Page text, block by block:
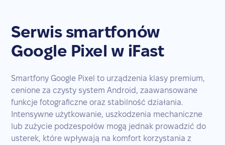
Serwis smartfonów
Google Pixel w iFast
Smartfony Google Pixel to urządzenia klasy premium,
cenione za czysty system Android, zaawansowane
funkcje fotograficzne oraz stabilność działania.
Intensywne użytkowanie, uszkodzenia mechaniczne
lub zużycie podzespołów mogą jednak prowadzić do
usterek, które wpływają na komfort korzystania z